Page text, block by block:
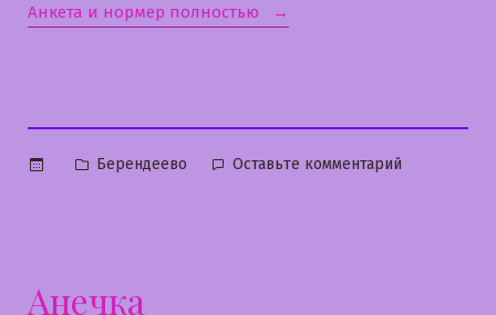
Анкета и нормер полностью «Лерочка»
Опубликовано
Берендеево Оставьте комментарий
Анечка